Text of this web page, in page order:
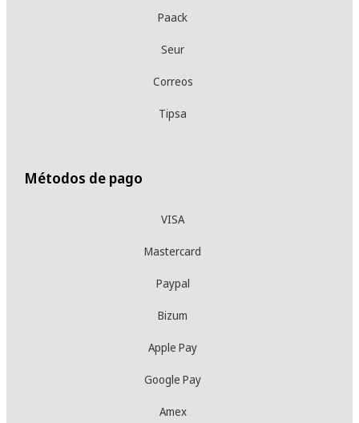
Paack
Seur
Correos
Tipsa
Métodos de pago
VISA
Mastercard
Paypal
Bizum
Apple Pay
Google Pay
Amex